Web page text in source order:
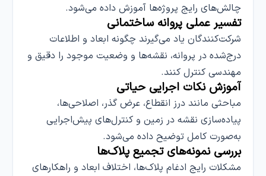
چالش‌های رایج پروژه‌ها آموزش داده می‌شود.
تفسیر عملی پروانه ساختمانی
شرکت‌کنندگان یاد می‌گیرند چگونه ابعاد و اطلاعات
درج‌شده در پروانه، نقشه‌ها و وضعیت موجود را دقیق و
مهندسی کنترل کنند.
آموزش نکات اجرایی حیاتی
مباحثی مانند درز انقطاع، عرض گذر، اصلاحی‌ها،
پیاده‌سازی نقشه در زمین و کنترل‌های پیش‌اجرایی
به‌صورت کامل توضیح داده می‌شود.
بررسی نمونه‌های تجمیع پلاک‌ها
مشکلات رایج ادغام پلاک‌ها، اختلاف ابعاد و راهکارهای